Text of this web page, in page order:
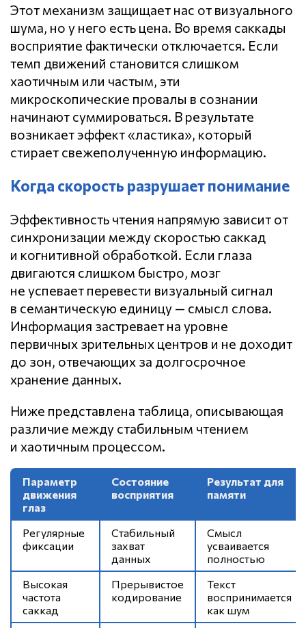
Этот механизм защищает нас от визуального
шума, но у него есть цена. Во время саккады
восприятие фактически отключается. Если
темп движений становится слишком
хаотичным или частым, эти
микроскопические провалы в сознании
начинают суммироваться. В результате
возникает эффект «ластика», который
стирает свежеполученную информацию.
Когда скорость разрушает понимание
Эффективность чтения напрямую зависит от
синхронизации между скоростью саккад
и когнитивной обработкой. Если глаза
двигаются слишком быстро, мозг
не успевает перевести визуальный сигнал
в семантическую единицу — смысл слова.
Информация застревает на уровне
первичных зрительных центров и не доходит
до зон, отвечающих за долгосрочное
хранение данных.
Ниже представлена таблица, описывающая
различие между стабильным чтением
и хаотичным процессом.
Параметр
движения
глаз
Состояние
восприятия
Результат для
памяти
Регулярные
фиксации
Стабильный
захват
данных
Смысл
усваивается
полностью
Высокая
частота
саккад
Прерывистое
кодирование
Текст
воспринимается
как шум